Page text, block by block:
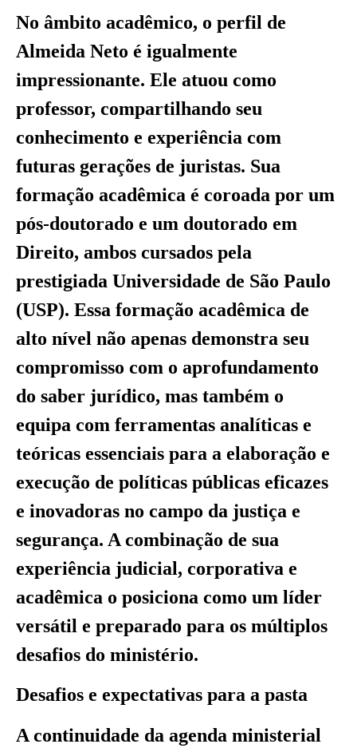
No âmbito acadêmico, o perfil de
Almeida Neto é igualmente
impressionante. Ele atuou como
professor, compartilhando seu
conhecimento e experiência com
futuras gerações de juristas. Sua
formação acadêmica é coroada por um
pós-doutorado e um doutorado em
Direito, ambos cursados pela
prestigiada Universidade de São Paulo
(USP). Essa formação acadêmica de
alto nível não apenas demonstra seu
compromisso com o aprofundamento
do saber jurídico, mas também o
equipa com ferramentas analíticas e
teóricas essenciais para a elaboração e
execução de políticas públicas eficazes
e inovadoras no campo da justiça e
segurança. A combinação de sua
experiência judicial, corporativa e
acadêmica o posiciona como um líder
versátil e preparado para os múltiplos
desafios do ministério.
Desafios e expectativas para a pasta
A continuidade da agenda ministerial